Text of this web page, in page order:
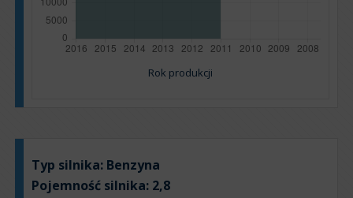
Rok produkcji
Typ silnika: Benzyna
Pojemność silnika: 2,8